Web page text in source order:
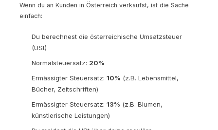
Wenn du an Kunden in Österreich verkaufst, ist die Sache
einfach:
Du berechnest die österreichische Umsatzsteuer
(USt)
Normalsteuersatz: 20%
Ermässigter Steuersatz: 10% (z.B. Lebensmittel,
Bücher, Zeitschriften)
Ermässigter Steuersatz: 13% (z.B. Blumen,
künstlerische Leistungen)